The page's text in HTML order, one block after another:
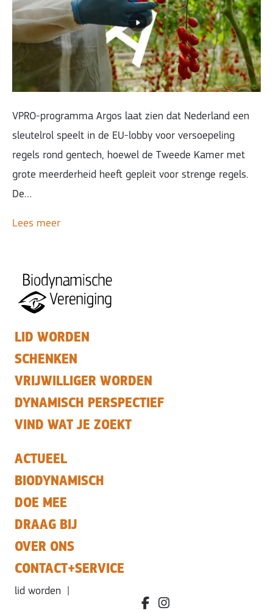
VPRO-programma Argos laat zien dat Nederland een
sleutelrol speelt in de EU-lobby voor versoepeling
regels rond gentech, hoewel de Tweede Kamer met
grote meerderheid heeft gepleit voor strenge regels.
De…
Lees meer
LID WORDEN
SCHENKEN
VRIJWILLIGER WORDEN
DYNAMISCH PERSPECTIEF
VIND WAT JE ZOEKT
ACTUEEL
BIODYNAMISCH
DOE MEE
DRAAG BIJ
OVER ONS
CONTACT+SERVICE
lid worden
facebook.com/bdvereniging/
instagram.com/